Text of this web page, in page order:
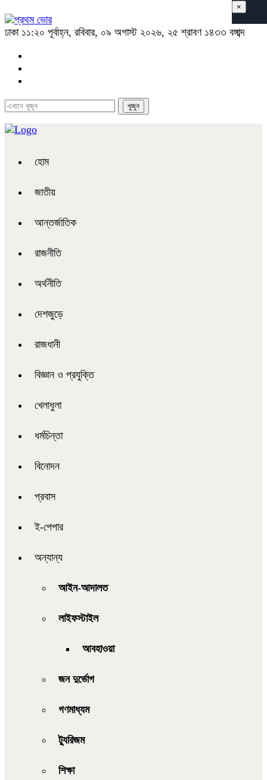
ঢাকা ১১:২০ পূর্বাহ্ন, রবিবার, ০৯ অগাস্ট ২০২৬, ২৫ শ্রাবণ ১৪৩৩ বঙ্গাব্দ
হোম
জাতীয়
আন্তর্জাতিক
রাজনীতি
অর্থনীতি
দেশজুড়ে
রাজধানী
বিজ্ঞান ও প্রযুক্তি
খেলাধুলা
ধর্মচিন্তা
বিনোদন
প্রবাস
ই-পেপার
অন্যান্য
আইন-আদালত
লাইফস্টাইল
আবহাওয়া
জন দুর্ভোগ
গণমাধ্যম
ট্যুরিজম
শিক্ষা
×